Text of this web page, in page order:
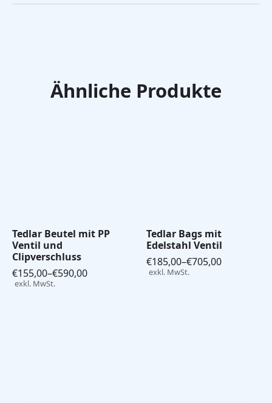
Ähnliche Produkte
Tedlar Beutel mit PP
Ventil und
Clipverschluss
€155,00–€590,00
Preisspanne:
exkl. MwSt.
Tedlar Bags mit
Edelstahl Ventil
€185,00–€705,00
Preisspanne:
exkl. MwSt.